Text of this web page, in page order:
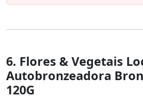
6. Flores & Vegetais
Autobronzeadora
120G